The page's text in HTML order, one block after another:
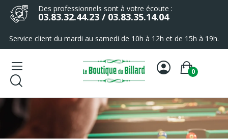
Des professionnels sont à votre écoute :
03.83.32.44.23 / 03.83.35.14.04
Service client du mardi au samedi de 10h à 12h et de 15h à 19h.
0